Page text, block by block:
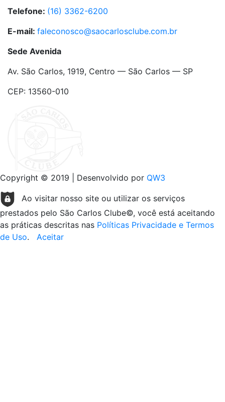
Telefone: (16) 3362-6200
E-mail: faleconosco@saocarlosclube.com.br
Sede Avenida
Av. São Carlos, 1919, Centro — São Carlos — SP
CEP: 13560-010
Copyright © 2019 | Desenvolvido por QW3
Ao visitar nosso site ou utilizar os serviços
prestados pelo São Carlos Clube©, você está aceitando
as práticas descritas nas Políticas Privacidade e Termos
de Uso. Aceitar